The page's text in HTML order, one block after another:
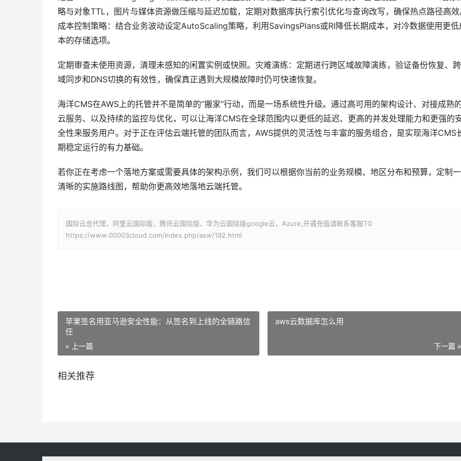
略与对象TTL，图片与媒体资源做压缩与延迟加载，定期对数据库执行索引优化与查询改写，确保热点路径高
成本控制策略：结合业务波动设定AutoScaling策略，利用SavingsPlans或RI降低长期成本，对冷数据使用更低
本的存储选项。
定期审查未使用资源，清理未感知的闲置实例或快照。灾难演练：定期进行跨区域故障演练，验证备份恢复、
域同步和DNS切换的有效性，确保真正遇到大规模故障时仍可快速恢复。
海洋CMS在AWS上的托管并不是简单的“搬家”行动，而是一场系统性升级。通过高可用的架构设计、对接成熟
云服务、以及持续的监控与优化，可以让海洋CMS在全球范围内以更低的延迟、更高的并发处理能力和更强的
全性来服务用户。对于正在评估云端托管的团队而言，AWS提供的灵活性与丰富的服务组合，是实现海洋CMS
期稳定运行的有力基础。
若你正在考虑一个落地方案或需要具体的架构示例，我们可以根据你当前的业务规模、地区分布和预算，定制
清晰的实施路线图，帮助你更高效地落地云端托管。
国际云总代理，阿里云国际版，腾讯云国际版，华为云国际版google云，Azure,开通充值请联系客服TG
https://www.00003cloud.com/index.php/asw/192.html
苹果签名用亚马逊安全性能：从签名到上线的全链路信
任
« 上一篇
aws云数据库怎么用
下一篇 »
相关推荐